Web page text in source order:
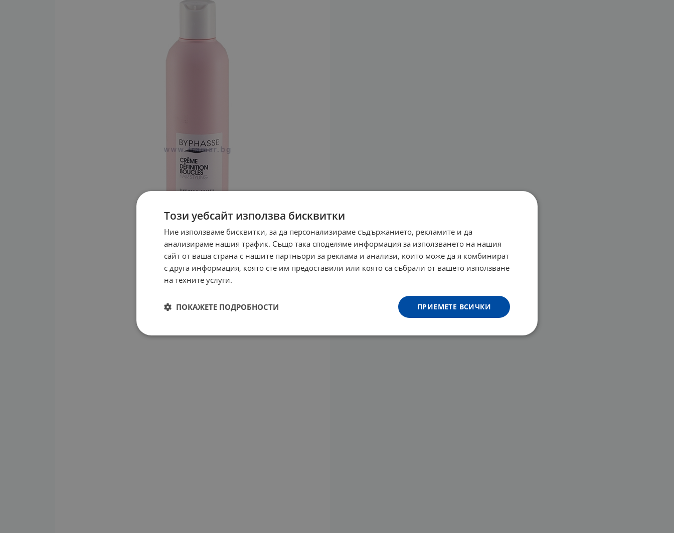
Този уебсайт използва бисквитки
Ние използваме бисквитки, за да персонализираме съдържанието, рекламите и да
анализираме нашия трафик. Също така споделяме информация за използването на нашия
сайт от ваша страна с нашите партньори за реклама и анализи, които може да я комбинират
с друга информация, която сте им предоставили или която са събрали от вашето използване
на техните услуги.
ПРИЕМЕТЕ ВСИЧКИ
ПОКАЖЕТЕ ПОДРОБНОСТИ